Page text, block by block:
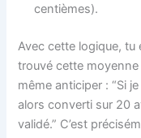
centièmes).
Avec cette logique, tu
trouvé cette moyenne
même anticiper : “Si
alors converti sur 20
validé.” C’est